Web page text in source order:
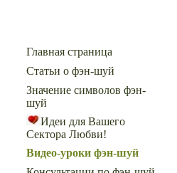
Главная страница
Статьи о фэн-шуй
Значение символов фэн-
шуй
Идеи для Вашего
Сектора Любви!
Видео-уроки фэн-шуй